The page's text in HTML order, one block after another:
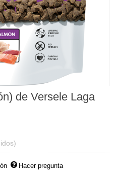
de Versele Laga
Hacer pregunta